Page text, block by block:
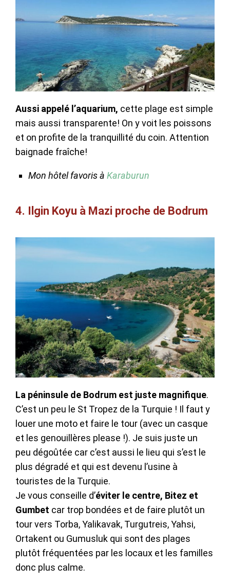
Aussi appelé l’aquarium, cette plage est simple
mais aussi transparente! On y voit les poissons
et on profite de la tranquillité du coin. Attention
baignade fraîche!
Mon hôtel favoris à Karaburun
4. Ilgin Koyu à Mazi proche de Bodrum
La péninsule de Bodrum est juste magnifique.
C’est un peu le St Tropez de la Turquie ! Il faut y
louer une moto et faire le tour (avec un casque
et les genouillères please !). Je suis juste un
peu dégoûtée car c’est aussi le lieu qui s’est le
plus dégradé et qui est devenu l’usine à
touristes de la Turquie.
Je vous conseille d’éviter le centre, Bitez et
Gumbet car trop bondées et de faire plutôt un
tour vers Torba, Yalikavak, Turgutreis, Yahsi,
Ortakent ou Gumusluk qui sont des plages
plutôt fréquentées par les locaux et les familles
donc plus calme.